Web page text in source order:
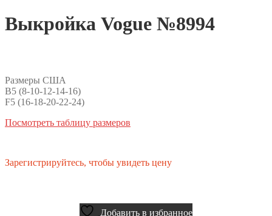
Выкройка Vogue №8994
Размеры США
B5 (8-10-12-14-16)
F5 (16-18-20-22-24)
Посмотреть таблицу размеров
Зарегистрируйтесь, чтобы увидеть цену
Добавить в избранное